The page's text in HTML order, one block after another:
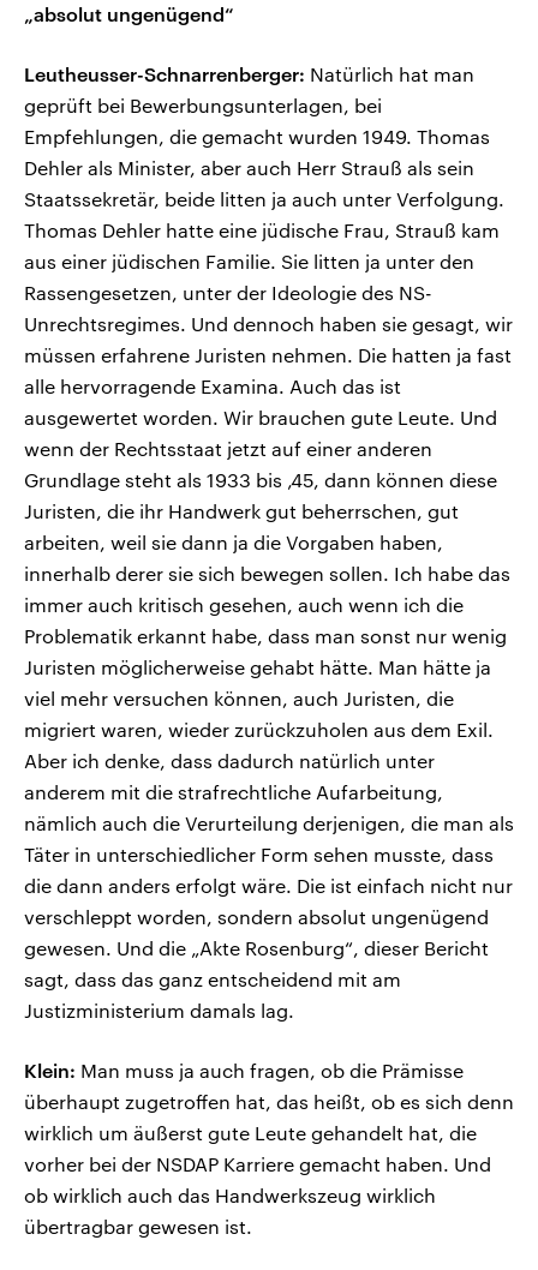
„absolut ungenügend“
Leutheusser-Schnarrenberger: Natürlich hat man
geprüft bei Bewerbungsunterlagen, bei
Empfehlungen, die gemacht wurden 1949. Thomas
Dehler als Minister, aber auch Herr Strauß als sein
Staatssekretär, beide litten ja auch unter Verfolgung.
Thomas Dehler hatte eine jüdische Frau, Strauß kam
aus einer jüdischen Familie. Sie litten ja unter den
Rassengesetzen, unter der Ideologie des NS-
Unrechtsregimes. Und dennoch haben sie gesagt, wir
müssen erfahrene Juristen nehmen. Die hatten ja fast
alle hervorragende Examina. Auch das ist
ausgewertet worden. Wir brauchen gute Leute. Und
wenn der Rechtsstaat jetzt auf einer anderen
Grundlage steht als 1933 bis ‚45, dann können diese
Juristen, die ihr Handwerk gut beherrschen, gut
arbeiten, weil sie dann ja die Vorgaben haben,
innerhalb derer sie sich bewegen sollen. Ich habe das
immer auch kritisch gesehen, auch wenn ich die
Problematik erkannt habe, dass man sonst nur wenig
Juristen möglicherweise gehabt hätte. Man hätte ja
viel mehr versuchen können, auch Juristen, die
migriert waren, wieder zurückzuholen aus dem Exil.
Aber ich denke, dass dadurch natürlich unter
anderem mit die strafrechtliche Aufarbeitung,
nämlich auch die Verurteilung derjenigen, die man als
Täter in unterschiedlicher Form sehen musste, dass
die dann anders erfolgt wäre. Die ist einfach nicht nur
verschleppt worden, sondern absolut ungenügend
gewesen. Und die „Akte Rosenburg“, dieser Bericht
sagt, dass das ganz entscheidend mit am
Justizministerium damals lag.
Klein: Man muss ja auch fragen, ob die Prämisse
überhaupt zugetroffen hat, das heißt, ob es sich denn
wirklich um äußerst gute Leute gehandelt hat, die
vorher bei der NSDAP Karriere gemacht haben. Und
ob wirklich auch das Handwerkszeug wirklich
übertragbar gewesen ist.